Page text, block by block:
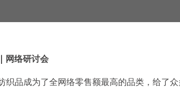
网络研讨会
品成为了全网络零售额最高的品类，给了众